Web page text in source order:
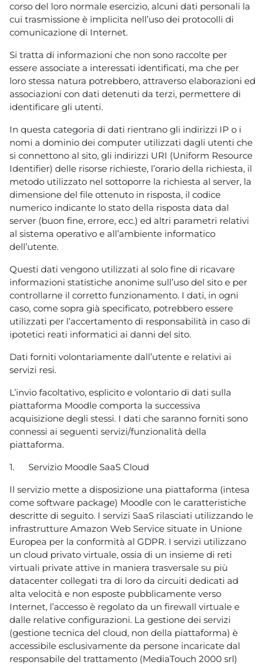
corso del loro normale esercizio, alcuni dati personali la
cui trasmissione è implicita nell’uso dei protocolli di
comunicazione di Internet.
Si tratta di informazioni che non sono raccolte per
essere associate a interessati identificati, ma che per
loro stessa natura potrebbero, attraverso elaborazioni ed
associazioni con dati detenuti da terzi, permettere di
identificare gli utenti.
In questa categoria di dati rientrano gli indirizzi IP o i
nomi a dominio dei computer utilizzati dagli utenti che
si connettono al sito, gli indirizzi URI (Uniform Resource
Identifier) delle risorse richieste, l’orario della richiesta, il
metodo utilizzato nel sottoporre la richiesta al server, la
dimensione del file ottenuto in risposta, il codice
numerico indicante lo stato della risposta data dal
server (buon fine, errore, ecc.) ed altri parametri relativi
al sistema operativo e all’ambiente informatico
dell’utente.
Questi dati vengono utilizzati al solo fine di ricavare
informazioni statistiche anonime sull’uso del sito e per
controllarne il corretto funzionamento. I dati, in ogni
caso, come sopra già specificato, potrebbero essere
utilizzati per l’accertamento di responsabilità in caso di
ipotetici reati informatici ai danni del sito.
Dati forniti volontariamente dall’utente e relativi ai
servizi resi.
L’invio facoltativo, esplicito e volontario di dati sulla
piattaforma Moodle comporta la successiva
acquisizione degli stessi. I dati che saranno forniti sono
connessi ai seguenti servizi/funzionalità della
piattaforma.
1.
Servizio Moodle SaaS Cloud
Il servizio mette a disposizione una piattaforma (intesa
come software package) Moodle con le caratteristiche
descritte di seguito. I servizi SaaS rilasciati utilizzando le
infrastrutture Amazon Web Service situate in Unione
Europea per la conformità al GDPR. I servizi utilizzano
un cloud privato virtuale, ossia di un insieme di reti
virtuali private attive in maniera trasversale su più
datacenter collegati tra di loro da circuiti dedicati ad
alta velocità e non esposte pubblicamente verso
Internet, l’accesso è regolato da un firewall virtuale e
dalle relative configurazioni. La gestione dei servizi
(gestione tecnica del cloud, non della piattaforma) è
accessibile esclusivamente da persone incaricate dal
responsabile del trattamento (MediaTouch 2000 srl)